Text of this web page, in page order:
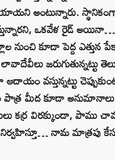
అంటున్నారు.
ఒకవేళ రైడ్‌
నుంచి కూడా పెద్ద ఎత్తున
జరుగుతున్నట్టు
వస్తున్నట్టు
పాత్ర మీద కూడా
కర్ర విరక్కుండా, పాము
నామ మాత్రపు